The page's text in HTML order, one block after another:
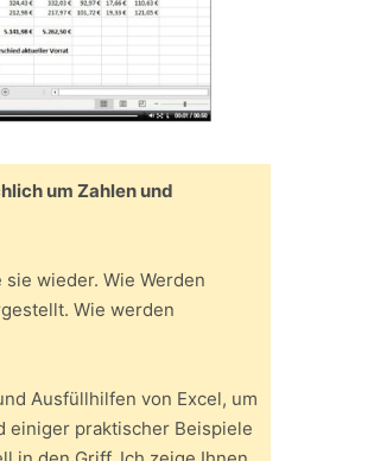
um Zahlen und
wieder. Wie Werden
Wie werden
Ausfüllhilfen von Excel, um
einiger praktischer Beispiele